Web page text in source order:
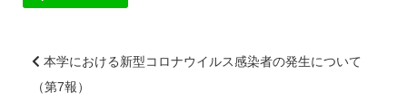
本学における新型コロナウイルス感染者の発⽣について
（第7報）